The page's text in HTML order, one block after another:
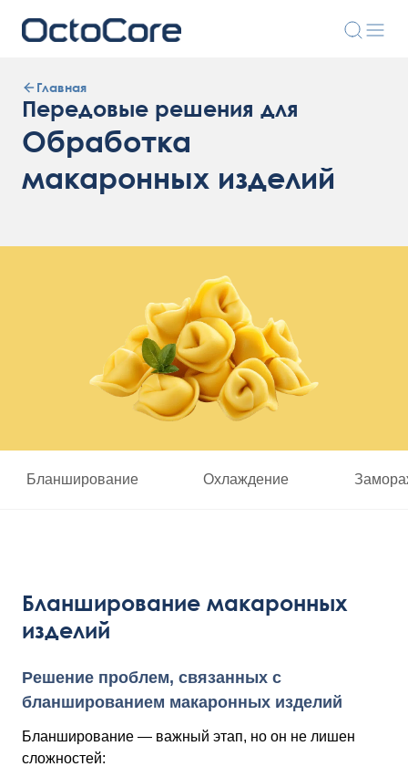
Главная
Передовые решения для
Обработка
макаронных изделий
Бланширование Охлаждение
Бланширование макаронных
изделий
Решение проблем, связанных с
бланшированием макаронных изделий
Бланширование — важный этап, но он не лишен
сложностей: